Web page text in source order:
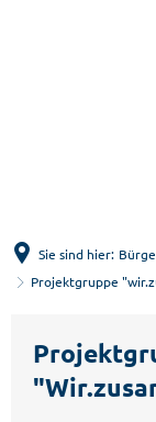
Sie sind hier:
Projektgruppe